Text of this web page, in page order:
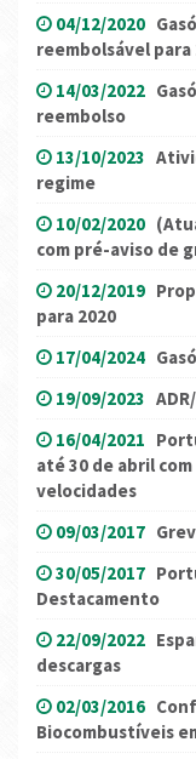
04/12/2020
reembolsável para
14/03/2022
reembolso
13/10/2023
regime
10/02/2020
com pré-aviso de
20/12/2019
para 2020
17/04/2024
19/09/2023
16/04/2021
até 30 de abril
velocidades
09/03/2017
30/05/2017
Destacamento
22/09/2022
descargas
02/03/2016
Biocombustíveis